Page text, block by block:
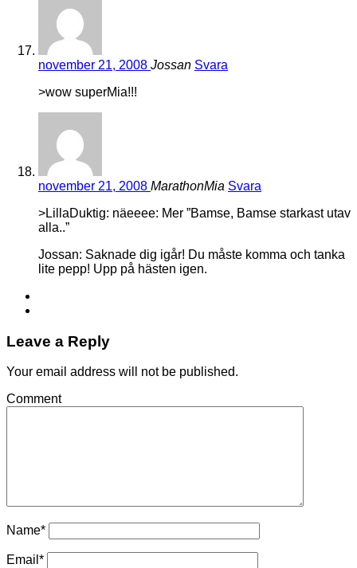
november 21, 2008 Jossan Svara
>wow superMia!!!
november 21, 2008 MarathonMia Svara
>LillaDuktig: näeeee: Mer ”Bamse, Bamse starkast utav
alla..”
Jossan: Saknade dig igår! Du måste komma och tanka
lite pepp! Upp på hästen igen.
Leave a Reply
Your email address will not be published.
Comment
Name*
Email *